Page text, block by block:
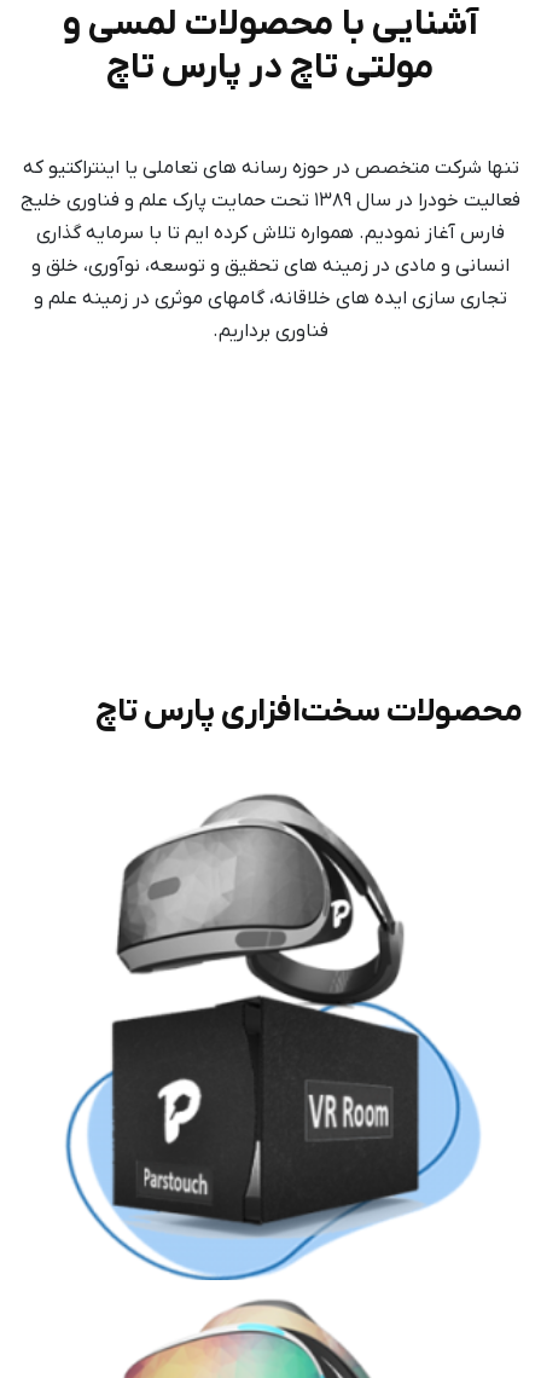
آشنایی با محصولات لمسی و
مولتی تاچ در پارس تاچ
تنها شرکت متخصص در حوزه رسانه های تعاملی یا اینتراکتیو که
فعالیت خودرا در سال ۱۳۸۹ تحت حمایت پارک علم و فناوری خلیج
فارس آغاز نمودیم. همواره تلاش کرده ایم تا با سرمایه گذاری
انسانی و مادی در زمینه های تحقیق و توسعه، نوآوری، خلق و
تجاری سازی ایده های خلاقانه، گامهای موثری در زمینه علم و
فناوری برداریم.
محصولات سخت‌افزاری پارس تاچ